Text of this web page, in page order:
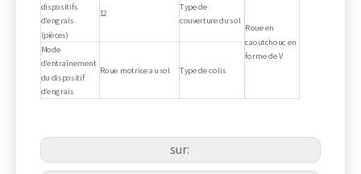
dispositifs
d'engrais
(pièces)
12
Type de
couverture du sol
Roue en
caoutchouc en
forme de V
Mode
d'entraînement
du dispositif
d'engrais
Roue motrice au sol Type de colis
sur: